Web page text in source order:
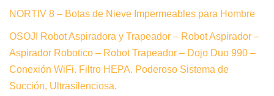
NORTIV 8 – Botas de Nieve Impermeables para Hombre
OSOJI Robot Aspiradora y Trapeador – Robot Aspirador –
Aspirador Robotico – Robot Trapeador – Dojo Duo 990 –
Conexión WiFi. Filtro HEPA. Poderoso Sistema de
Succión, Ultrasilenciosa.